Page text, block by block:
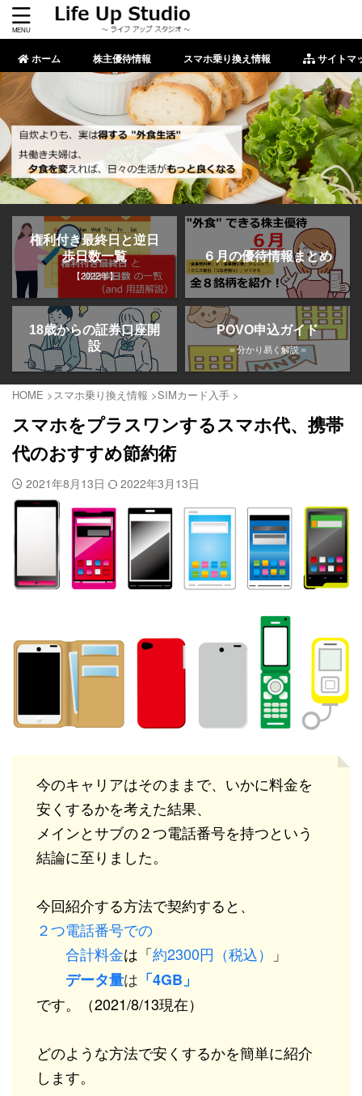
ホーム 株主優待情報 スマホ乗り換え情報 サイトマ
権利付き最終日と逆日
歩日数一覧
【2022年】
６月の優待情報まとめ
18歳からの証券口座開
設
POVO申込ガイド
＝分かり易く解説＝
HOME >スマホ乗り換え情報 >SIMカード入手 >
スマホをプラスワンするスマホ代、携帯
代のおすすめ節約術
2021年8月13日 2022年3月13日
今のキャリアはそのままで、いかに料金を
安くするかを考えた結果、
メインとサブの２つ電話番号を持つという
結論に至りました。
今回紹介する方法で契約すると、
２つ電話番号での
合計料金は「約2300円（税込）
」
データ量は 「4GB」
です。（2021/8/13現在）
どのような方法で安くするかを簡単に紹介
します。